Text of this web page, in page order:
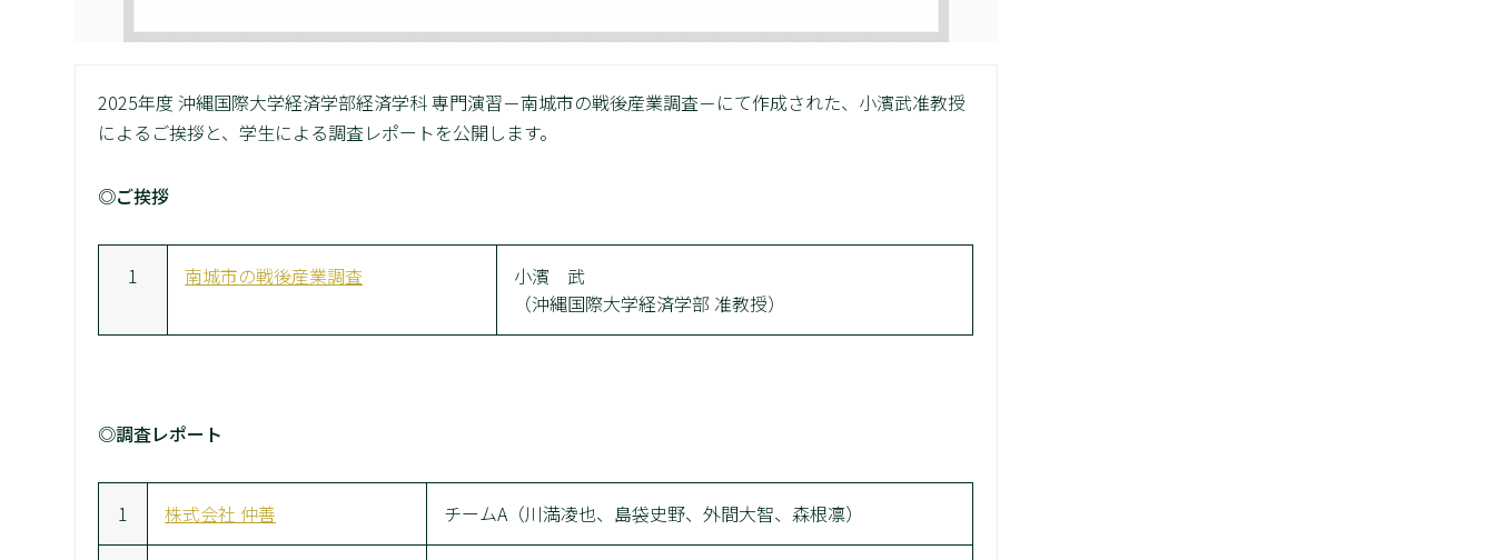
2025年度 沖縄国際大学経済学部経済学科 専門演習－南城市の戦後産業調査－にて作成された、小濱武准教授
によるご挨拶と、学生による調査レポートを公開します。
◎ご挨拶
1 南城市の戦後産業調査
小濱 武
（沖縄国際大学経済学部 准教授）
◎調査レポート
1 株式会社 仲善 チームA（川満凌也、島袋史野、外間大智、森根凛）